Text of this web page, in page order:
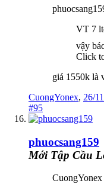
VT 7
vậy
Click
giá 1550k là
CuongYonex, 26/
#95
phuocsang159
Mới Tập Cầu
CuongYonex